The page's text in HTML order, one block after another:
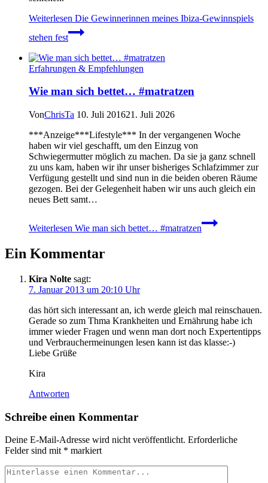
Weiterlesen Die Gewinnerinnen meines Ibiza-Gewinnspiels
stehen fest
Erfahrungen & Empfehlungen
Wie man sich bettet… #matratzen
VonChrisTa 10. Juli 201621. Juli 2026
***Anzeige***Lifestyle*** In der vergangenen Woche
haben wir viel geschafft, um den Einzug von
Schwiegermutter möglich zu machen. Da sie ja ganz schnell
zu uns kam, haben wir ihr unser bisheriges Schlafzimmer zur
Verfügung gestellt und sind nun in die beiden oberen Räume
gezogen. Bei der Gelegenheit haben wir uns auch gleich ein
neues Bett samt…
Weiterlesen Wie man sich bettet… #matratzen
Ein Kommentar
Kira Nolte sagt:
7. Januar 2013 um 20:10 Uhr
das hört sich interessant an, ich werde gleich mal reinschauen.
Gerade so zum Thma Krankheiten und Ernährung habe ich
immer wieder Fragen und wenn man dort noch Expertentipps
und Verbrauchermeinungen lesen kann ist das klasse:-)
Liebe Grüße
Kira
Antworten
Schreibe einen Kommentar
Deine E-Mail-Adresse wird nicht veröffentlicht. Erforderliche
Felder sind mit * markiert